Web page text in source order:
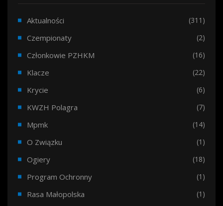
Aktualności (311)
Czempionaty (2)
Członkowie PZHKM (16)
Klacze (22)
Krycie (6)
KWZH Polagra (7)
Mpmk (14)
O Związku (1)
Ogiery (18)
Program Ochronny (1)
Rasa Małopolska (1)